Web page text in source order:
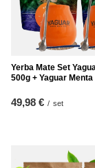
Yerba Mate Set
500g + Yaguar
49,98 € / set